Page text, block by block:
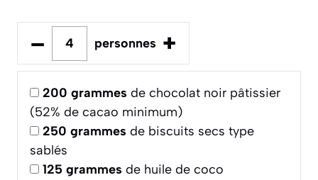
– personnes +
200 grammes de chocolat noir pâtissier
(52% de cacao minimum)
250 grammes de biscuits secs type
sablés
125 grammes de huile de coco